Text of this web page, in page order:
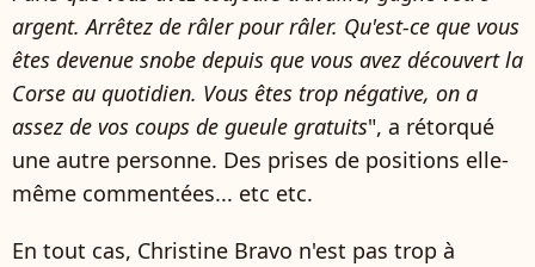
argent. Arrêtez de râler pour râler. Qu'est-ce que vous
êtes devenue snobe depuis que vous avez découvert la
Corse au quotidien. Vous êtes trop négative, on a
assez de vos coups de gueule gratuits", a rétorqué
une autre personne. Des prises de positions elle-
même commentées... etc etc.
En tout cas, Christine Bravo n'est pas trop à